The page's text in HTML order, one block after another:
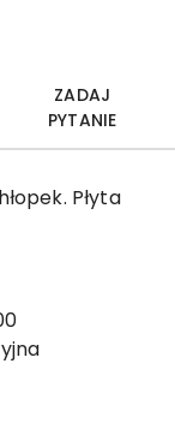
ZADAJ
PYTANIE
Płyta